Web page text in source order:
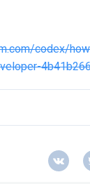
codex/